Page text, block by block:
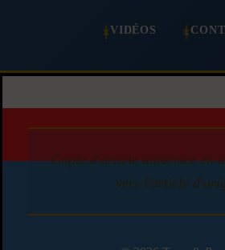
VIDÉOS
Copie d'article autorisée en
vers l'article